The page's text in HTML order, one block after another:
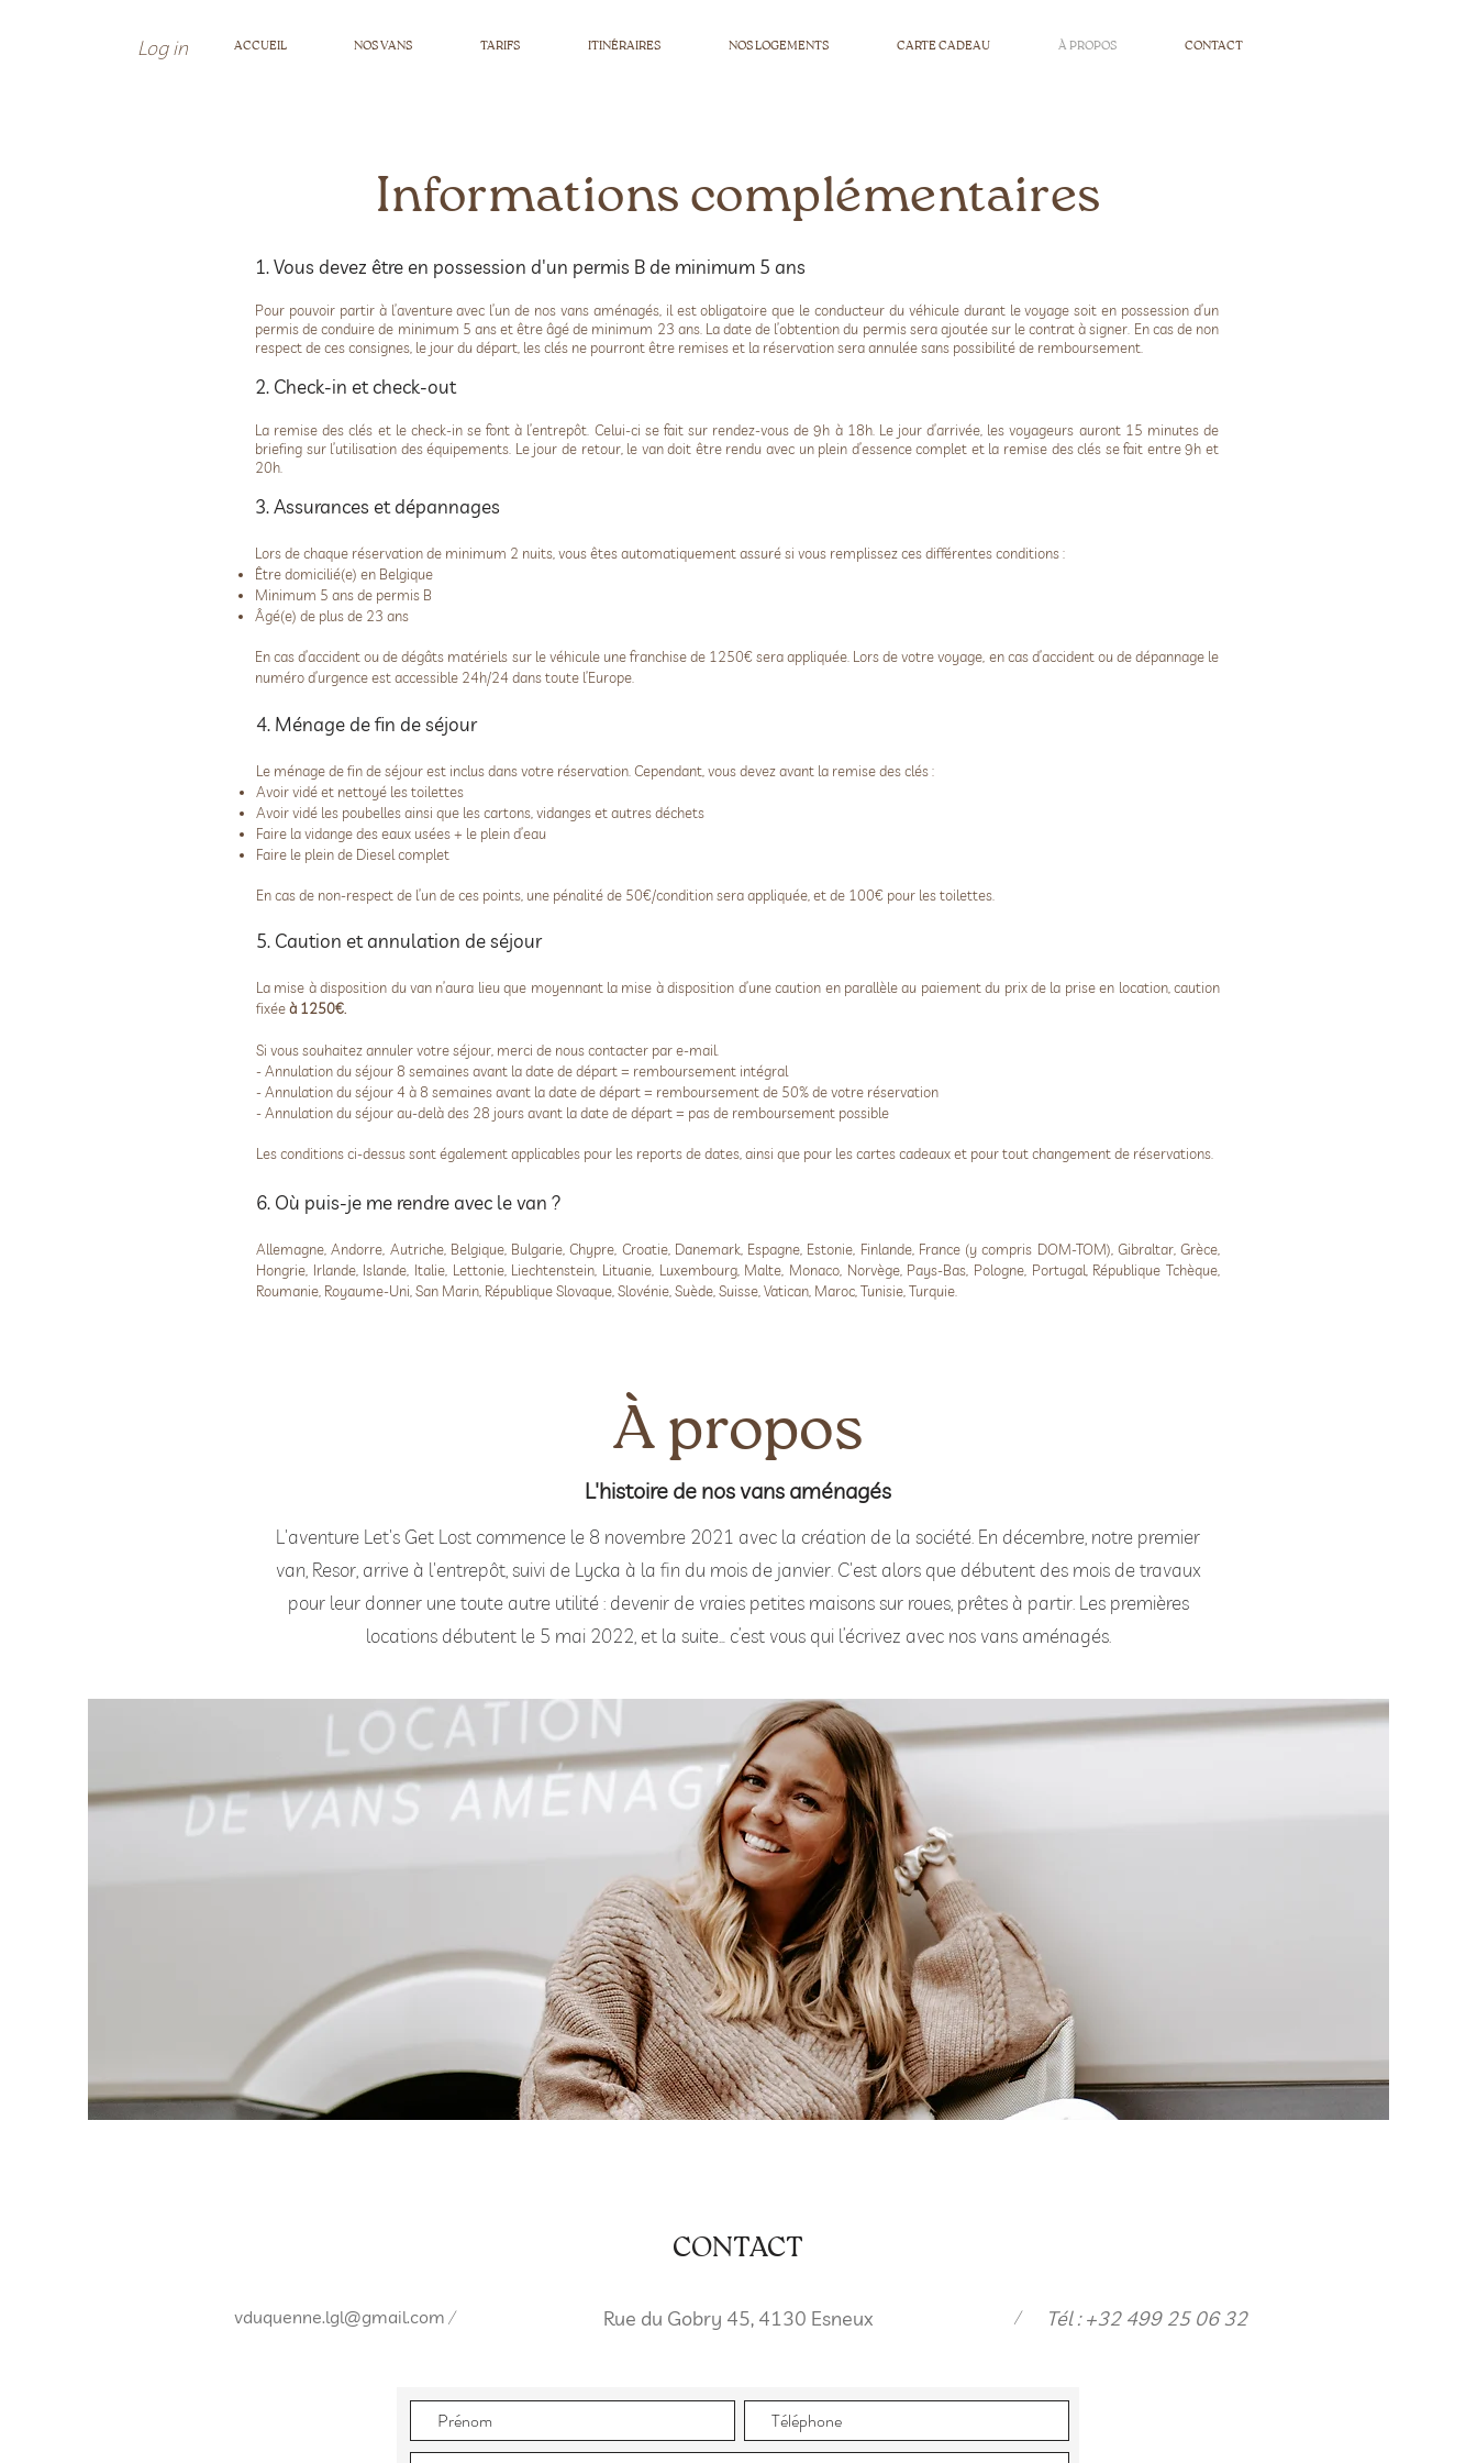
Log in CONTACT
À PROPOS
CARTE CADEAU
NOS LOGEMENTS
ITINÉRAIRES
TARIFS
NOS VANS
ACCUEIL
Informations complémentaires
1. Vous devez être en possession d'un permis B de minimum 5 ans
Pour pouvoir partir à l’aventure avec l’un de nos vans aménagés, il est obligatoire que le conducteur du véhicule durant le voyage soit en possession d’un
permis de conduire de minimum 5 ans et être âgé de minimum 23 ans. La date de l’obtention du permis sera ajoutée sur le contrat à signer. En cas de non
respect de ces consignes, le jour du départ, les clés ne pourront être remises et la réservation sera annulée sans possibilité de remboursement.
2. Check-in et check-out
La remise des clés et le check-in se font à l’entrepôt. Celui-ci se fait sur rendez-vous de 9h à 18h. Le jour d’arrivée, les voyageurs auront 15 minutes de
briefing sur l’utilisation des équipements. Le jour de retour, le van doit être rendu avec un plein d’essence complet et la remise des clés se fait entre 9h et
20h.
3. Assurances et dépannages
Lors de chaque réservation de minimum 2 nuits, vous êtes automatiquement assuré si vous remplissez ces différentes conditions :
Être domicilié(e) en Belgique
Minimum 5 ans de permis B
Âgé(e) de plus de 23 ans
En cas d’accident ou de dégâts matériels sur le véhicule une franchise de 1250€ sera appliquée. Lors de votre voyage, en cas d’accident ou de dépannage le
numéro d’urgence est accessible 24h/24 dans toute l’Europe.
4. Ménage de fin de séjour
Le ménage de fin de séjour est inclus dans votre réservation. Cependant, vous devez avant la remise des clés :
Avoir vidé et nettoyé les toilettes
Avoir vidé les poubelles ainsi que les cartons, vidanges et autres déchets
Faire la vidange des eaux usées + le plein d’eau
Faire le plein de Diesel complet
En cas de non-respect de l’un de ces points, une pénalité de 50€/condition sera appliquée, et de 100€ pour les toilettes.
5. Caution et annulation de séjour
La mise à disposition du van n’aura lieu que moyennant la mise à disposition d’une caution en parallèle au paiement du prix de la prise en location, caution
fixéeà 1250€.
Si vous souhaitez annuler votre séjour, merci de nous contacter par e-mail.
- Annulation du séjour 8 semaines avant la date de départ = remboursement intégral
- Annulation du séjour 4 à 8 semaines avant la date de départ = remboursement de 50% de votre réservation
- Annulation du séjour au-delà des 28 jours avant la date de départ = pas de remboursement possible
Les conditions ci-dessus sont également applicables pour les reports de dates, ainsi que pour les cartes cadeaux et pour tout changement de réservations.
6. Où puis-je me rendre avec le van ?
Allemagne, Andorre, Autriche, Belgique, Bulgarie, Chypre, Croatie, Danemark, Espagne, Estonie, Finlande, France (y compris DOM-TOM), Gibraltar, Grèce,
Hongrie, Irlande, Islande, Italie, Lettonie, Liechtenstein, Lituanie, Luxembourg, Malte, Monaco, Norvège, Pays-Bas, Pologne, Portugal, République Tchèque,
Roumanie, Royaume-Uni, San Marin, République Slovaque, Slovénie, Suède, Suisse, Vatican, Maroc, Tunisie, Turquie.
À propos
L'histoire de nos vans aménagés
L'aventure Let's Get Lost commence le 8 novembre 2021 avec la création de la société. En décembre, notre premier
van, Resor, arrive à l'entrepôt, suivi de Lycka à la fin du mois de janvier. C'est alors que débutent des mois de travaux
pour leur donner une toute autre utilité : devenir de vraies petites maisons sur roues, prêtes à partir. Les premières
locations débutent le 5 mai 2022, et la suite… c’est vous qui l’écrivez avec nos vans aménagés.
CONTACT
Tél : +32 499 25 06 32
vduquenne.lgl@gmail.com Rue du Gobry 45, 4130 Esneux
/ /